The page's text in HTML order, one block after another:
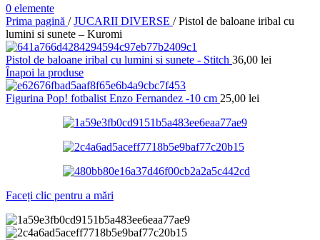
0 elemente
Prima pagină / JUCARII DIVERSE / Pistol de baloane iribal cu
lumini si sunete – Kuromi
Pistol de baloane iribal cu lumini si sunete - Stitch 36,00 lei
Înapoi la produse
Figurina Pop! fotbalist Enzo Fernandez -10 cm 25,00 lei
Faceți clic pentru a mări